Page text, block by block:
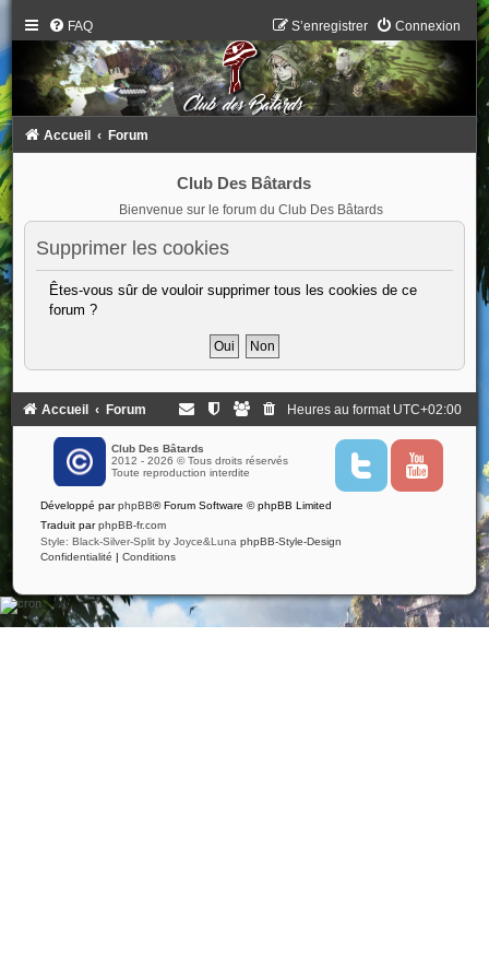
FAQ Connexion
S’enregistrer
Accueil Forum
Club Des Bâtards
Bienvenue sur le forum du Club Des Bâtards
Supprimer les cookies
Êtes-vous sûr de vouloir supprimer tous les cookies de ce
forum ?
Accueil Forum Heures au format UTC+02:00
Club Des Bâtards
2012 - 2026 © Tous droits réservés
Toute reproduction interdite
T
i
Y
u
Développé parphpBB® Forum Software © phpBB Limited
Traduit parphpBB-fr.com
Style: Black-Silver-Split by Joyce&Luna phpBB-Style-Design
Confidentialité | Conditions